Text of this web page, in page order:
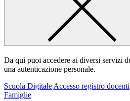
Da qui puoi accedere ai diversi servizi
una autenticazione personale.
Scuola Digitale Accesso registro docenti
Famiglie